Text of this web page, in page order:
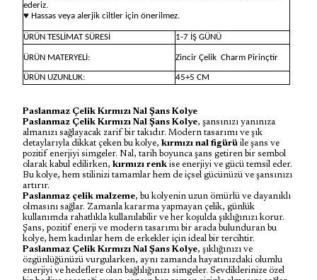
ederiz.
♥ Hassas veya alerjik ciltler için önerilmez.
ÜRÜN TESLİMAT SÜRESİ 1-7 İŞ GÜNÜ
ÜRÜN MATERYELİ: Zincir Çelik Charm Pirinçtir
ÜRÜN UZUNLUK: 45+5 CM
Paslanmaz Çelik Kırmızı Nal Şans Kolye
Paslanmaz Çelik Kırmızı Nal Şans Kolye, şansınızı yanınıza
almanızı sağlayacak zarif bir takıdır. Modern tasarımı ve şık
detaylarıyla dikkat çeken bu kolye, kırmızı nal figürü ile şans ve
pozitif enerjiyi simgeler. Nal, tarih boyunca şans getiren bir sembol
olarak kabul edilirken, kırmızı renk ise enerjiyi ve gücü temsil eder.
Bu kolye, hem stilinizi tamamlar hem de içsel gücünüzü ve şansınızı
artırır.
Paslanmaz çelik malzeme, bu kolyenin uzun ömürlü ve dayanıklı
olmasını sağlar. Zamanla kararma yapmayan çelik, günlük
kullanımda rahatlıkla kullanılabilir ve her koşulda şıklığınızı korur.
Şans, pozitif enerji ve modern tasarımı bir arada bulunduran bu
kolye, hem kadınlar hem de erkekler için ideal bir tercihtir.
Paslanmaz Çelik Kırmızı Nal Şans Kolye, şıklığınızı ve
özgünlüğünüzü vurgularken, aynı zamanda hayatınızdaki olumlu
enerjiyi ve hedeflere olan bağlılığınızı simgeler. Sevdiklerinize özel